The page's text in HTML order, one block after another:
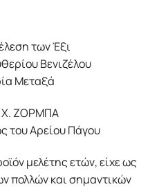
των Έξι
Βενιζέλου
Μεταξά
X. ΖΟΡΜΠΑ
του Αρείου Πάγου
µελέτης ετών, είχε ως
πολλών και σηµαντικών